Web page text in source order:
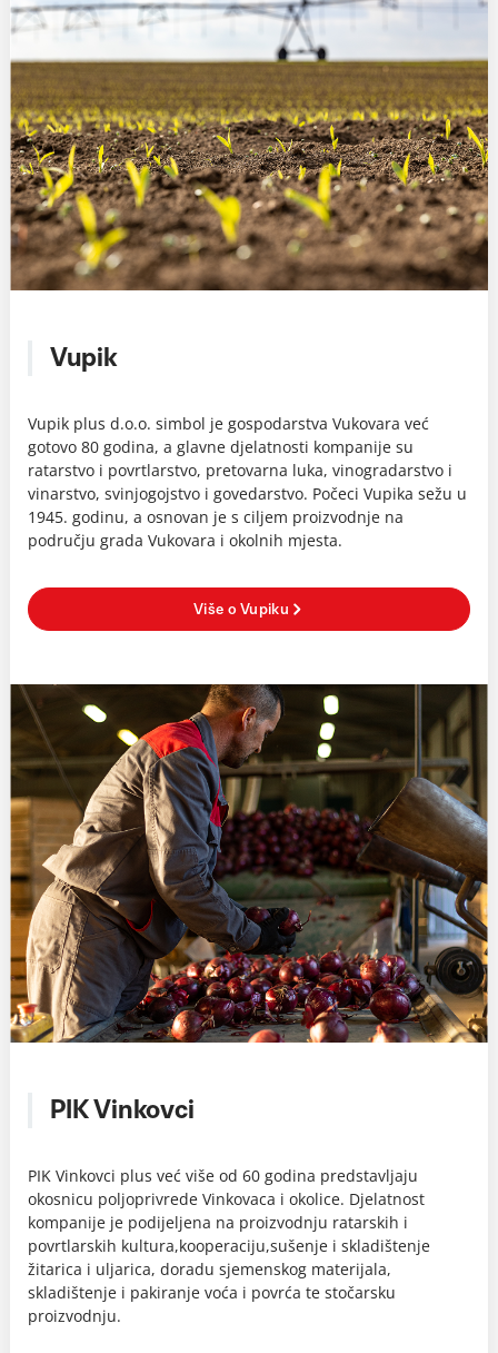
Vupik
Vupik plus d.o.o. simbol je gospodarstva Vukovara već
gotovo 80 godina, a glavne djelatnosti kompanije su
ratarstvo i povrtlarstvo, pretovarna luka, vinogradarstvo i
vinarstvo, svinjogojstvo i govedarstvo. Počeci Vupika sežu u
1945. godinu, a osnovan je s ciljem proizvodnje na
području grada Vukovara i okolnih mjesta.
Više o Vupiku
PIK Vinkovci
PIK Vinkovci plus već više od 60 godina predstavljaju
okosnicu poljoprivrede Vinkovaca i okolice. Djelatnost
kompanije je podijeljena na proizvodnju ratarskih i
povrtlarskih kultura,kooperaciju,sušenje i skladištenje
žitarica i uljarica, doradu sjemenskog materijala,
skladištenje i pakiranje voća i povrća te stočarsku
proizvodnju.